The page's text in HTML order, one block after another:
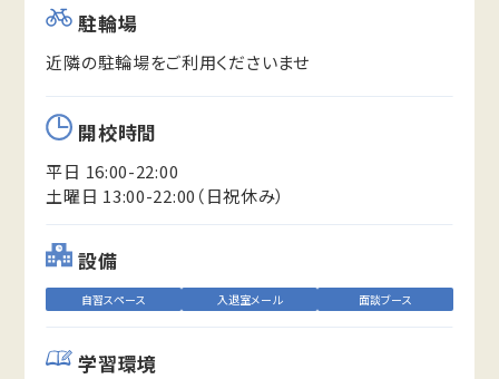
駐輪場
近隣の駐輪場をご利用くださいませ
開校時間
平日 16:00-22:00
土曜日 13:00-22:00（日祝休み）
設備
自習スペース 入退室メール 面談ブース
学習環境